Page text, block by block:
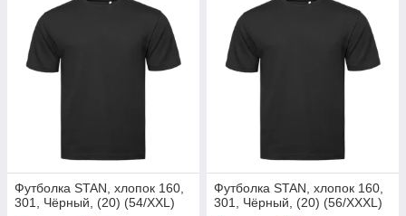
Футболка STAN, хлопок 160,
301, Чёрный, (20) (54/XXL)
Футболка STAN, хлопок 160,
301, Чёрный, (20) (56/XXXL)